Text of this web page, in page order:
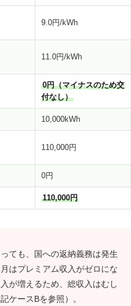
9.0円/kWh
11.0円/kWh
0円（マイナスのため交
付なし）
10,000kWh
110,000円
0円
110,000円
ても、国への返納義務は発生
はプレミアム収入がゼロにな
が増えるため、総収入はむし
ケースBを参照）。